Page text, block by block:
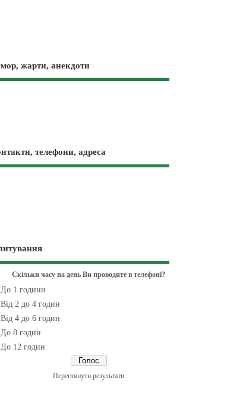
жарти, анекдоти
телефони, адреса
Скільки часу на день Ви проводите в телефоні?
До 1 години
Від 2 до 4 годин
Від 4 до 6 годин
До 8 годин
До 12 годин
Переглянути результати